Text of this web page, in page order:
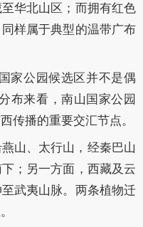
华北山区；而拥有红色
样属于典型的温带广布
家公园候选区并不是偶
布来看，南山国家公园
传播的重要交汇节点。
山、太行山，经秦巴山
；另一方面，西藏及云
武夷山脉。两条植物迁